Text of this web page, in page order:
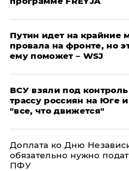
Путин идет на крайние
провала на фронте, но
ему поможет – WSJ
ВСУ взяли под
трассу россиян на Юге
"все, что движется"
Доплата ко Дню
обязательно нужно
ПФУ